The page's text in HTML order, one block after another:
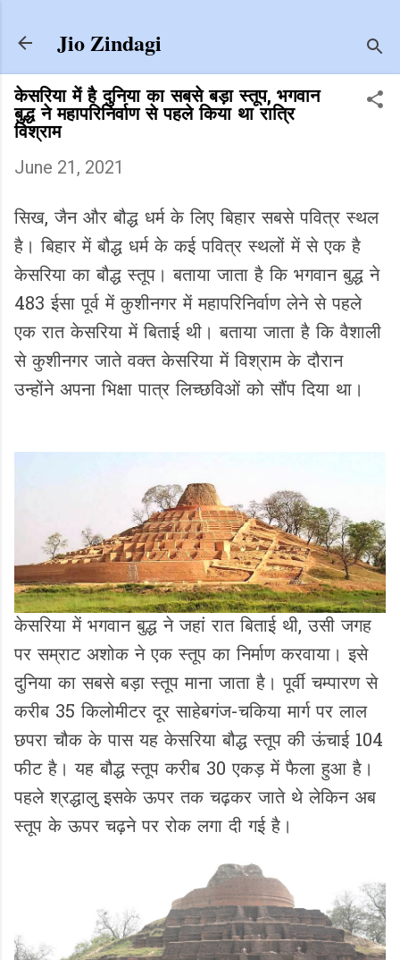
Jio Zindagi
केसरिया में है दुनिया का सबसे बड़ा स्‍तूप, भगवान
बुद्ध ने महापरिनिर्वाण से पहले किया था रात्रि
विश्राम
June 21, 2021
सिख, जैन और बौद्ध धर्म के लिए बिहार सबसे पवित्र स्थल
है। बिहार में बौद्ध धर्म के कई पवित्र स्थलों में से एक है
केसरिया का बौद्ध स्तूप। बताया जाता है कि भगवान बुद्ध ने
483 ईसा पूर्व में कुशीनगर में महापरिनिर्वाण लेने से पहले
एक रात केसरिया में बिताई थी। बताया जाता है कि वैशाली
से कुशीनगर जाते वक्त केसरिया में विश्राम के दौरान
उन्होंने अपना भिक्षा पात्र लिच्छविओं को सौंप दिया था।
केसरिया में भगवान बुद्ध ने जहां रात बिताई थी, उसी जगह
पर सम्राट अशोक ने एक स्‍तूप का निर्माण करवाया। इसे
दुनिया का सबसे बड़ा स्‍तूप माना जाता है। पूर्वी चम्पारण से
करीब 35 किलोमीटर दूर साहेबगंज-चकिया मार्ग पर लाल
छपरा चौक के पास यह केसरिया बौद्ध स्तूप की ऊंचाई 104
फीट है। यह बौद्ध स्तूप करीब 30 एकड़ में फैला हुआ है।
पहले श्रद्धालु इसके ऊपर तक चढ़कर जाते थे लेकिन अब
स्तूप के ऊपर चढ़ने पर रोक लगा दी गई है।